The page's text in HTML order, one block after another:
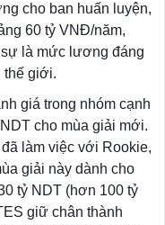
cho ban huấn luyện,
60 tỷ VNĐ/năm,
là mức lương đáng
thế giới.
giá trong nhóm cạnh
cho mùa giải mới.
làm việc với Rookie,
giải này dành cho
tỷ NDT (hơn 100 tỷ
giữ chân thành